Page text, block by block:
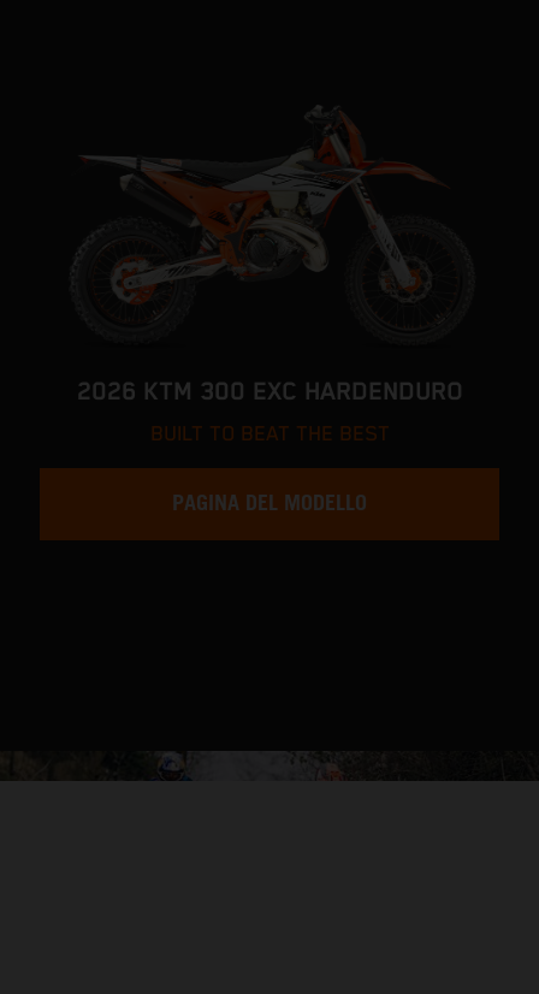
2026 KTM 300 EXC HARDENDURO
BUILT TO BEAT THE BEST
PAGINA DEL MODELLO